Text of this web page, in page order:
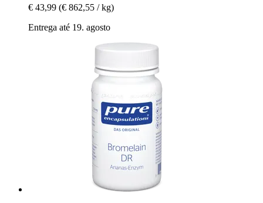
€ 43,99 (€ 862,55 / kg)
Entrega até 19. agosto